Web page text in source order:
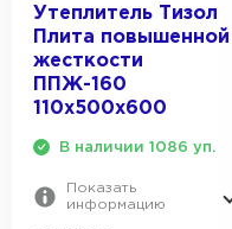
Утеплитель Тизол
Плита повышенной
жесткости
ППЖ-160
110х500х600
В наличии 1086 уп.
Показать
информацию